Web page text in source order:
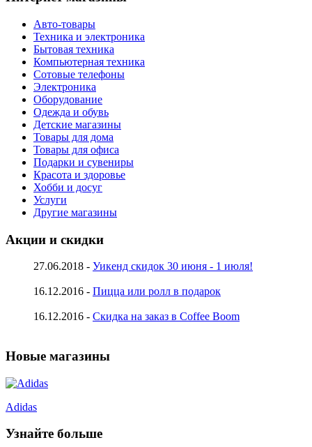
Авто-товары
Техника и электроника
Бытовая техника
Компьютерная техника
Сотовые телефоны
Электроника
Оборудование
Одежда и обувь
Детские магазины
Товары для дома
Товары для офиса
Подарки и сувениры
Красота и здоровье
Хобби и досуг
Услуги
Другие магазины
Акции и скидки
27.06.2018 - Уикенд скидок 30 июня - 1 июля!
16.12.2016 - Пицца или ролл в подарок
16.12.2016 - Скидка на заказ в Coffee Boom
Новые магазины
Adidas
Узнайте больше